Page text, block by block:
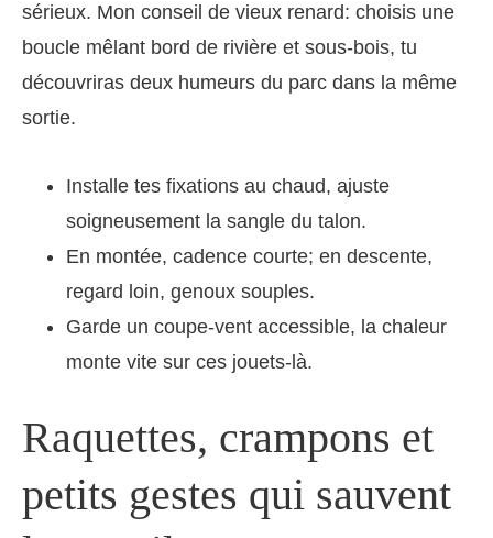
sérieux. Mon conseil de vieux renard: choisis une
boucle mêlant bord de rivière et sous‑bois, tu
découvriras deux humeurs du parc dans la même
sortie.
Installe tes fixations au chaud, ajuste
soigneusement la sangle du talon.
En montée, cadence courte; en descente,
regard loin, genoux souples.
Garde un coupe‑vent accessible, la chaleur
monte vite sur ces jouets‑là.
Raquettes, crampons et
petits gestes qui sauvent